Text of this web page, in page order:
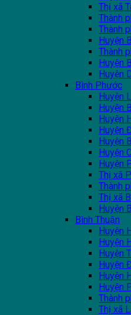
Thị xã
Thành
Thành
Huyện
Thành
Huyện
Huyện
Bình Phước
Huyện
Huyện
Huyện
Huyện
Huyện
Huyện
Huyện
Thị xã
Thành
Thị xã
Huyện
Bình Thuận
Huyện
Huyện
Huyện
Huyện
Huyện
Huyện
Thành
Thị xã